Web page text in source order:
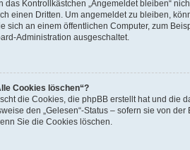
das Kontrollkästchen „Angemeldet bleiben“
einen Dritten. Um angemeldet zu bleiben,
sich an einem öffentlichen Computer, zum
Administration ausgeschaltet.
Cookies löschen“?
die Cookies, die phpBB erstellt hat und
den „Gelesen“-Status – sofern sie von
Sie die Cookies löschen.